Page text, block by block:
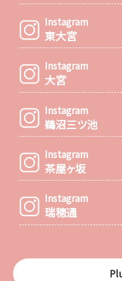
Instagram
東大宮
Instagram
大宮
Instagram
鵜沼三ツ池
Instagram
茶屋ヶ坂
Instagram
瑞穂通